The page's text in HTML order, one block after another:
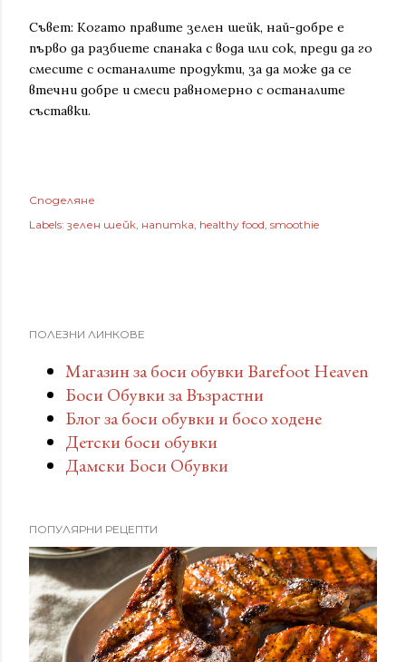
Съвет: Когато правите зелен шейк, най-добре е
първо да разбиете спанака с вода или сок, преди да го
смесите с останалите продукти, за да може да се
втечни добре и смеси равномерно с останалите
съставки.
Споделяне
Labels: зелен шейк напитка healthy food smoothie
ПОЛЕЗНИ ЛИНКОВЕ
Магазин за боси обувки Barefoot Heaven
Боси Обувки за Възрастни
Блог за боси обувки и босо ходене
Детски боси обувки
Дамски Боси Обувки
ПОПУЛЯРНИ РЕЦЕПТИ